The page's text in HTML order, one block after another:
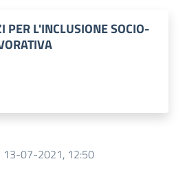
PER L'INCLUSIONE SOCIO-
13-07-2021, 12:50